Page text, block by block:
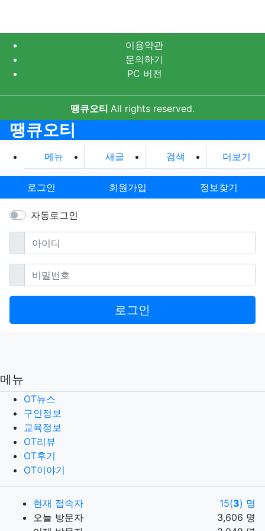
이용약관
문의하기
PC 버전
땡큐오티 All rights reserved.
땡큐오티
메뉴 새글 검색 더보기
로그인 회원가입 정보찾기
자동로그인
아이디필수
비밀번호필수
로그인
메뉴
OT뉴스
구인정보
교육정보
OT리뷰
OT후기
OT이야기
현재 접속자 15(3) 명
오늘 방문자
3,606 명